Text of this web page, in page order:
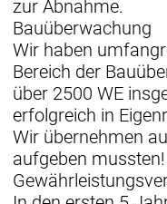
zur Abnahme.
Bauüberwachung
Wir haben
Bereich der
über 2500 WE
erfolgreich in
Wir übernehmen
aufgeben mussten!